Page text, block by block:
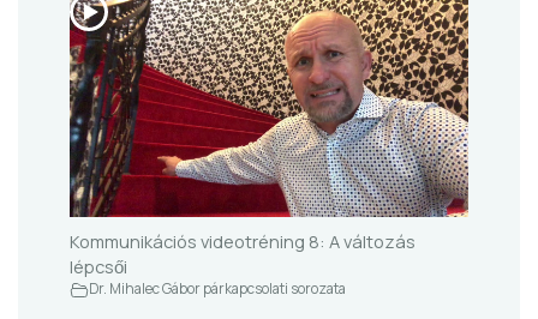
Kommunikációs videotréning 8: A változás
lépcsői
Dr. Mihalec Gábor párkapcsolati sorozata